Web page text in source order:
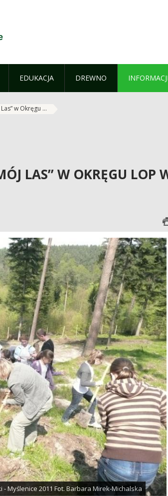
EDUKACJA DREWNO
w Okręgu ...
LAS” W OKRĘGU LOP
Myślenice 2011 Fot. Barbara Mirek-Michalska